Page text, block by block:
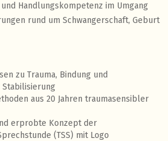
Handlungskompetenz im Umgang
rund um Schwangerschaft, Geburt
zu Trauma, Bindung und
aus 20 Jahren traumasensibler
erprobte Konzept der
(TSS) mit Logo